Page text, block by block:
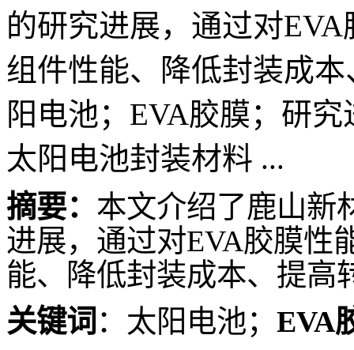
的研究进展，通过对
组件性能、降低封装成
阳电池；EVA胶膜；研
太阳电池封装材料 ...
摘要： 本文介绍了鹿山新
进展，通过对EVA胶膜性
能、降低封装成本、提高
关键词 ：太阳电池； EVA